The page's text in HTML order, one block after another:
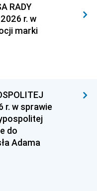
2009
2006
1994
1991
1985
RADY
r. w
marki
r. w sprawie
do
Adama